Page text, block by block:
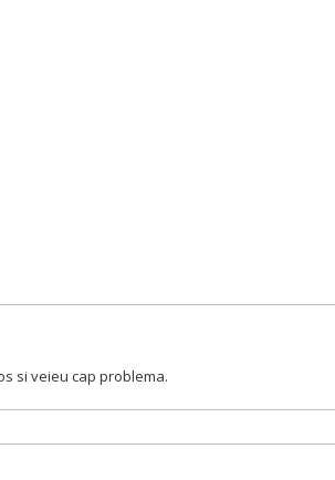
si veieu cap problema.